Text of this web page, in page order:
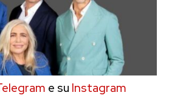
e su Instagram